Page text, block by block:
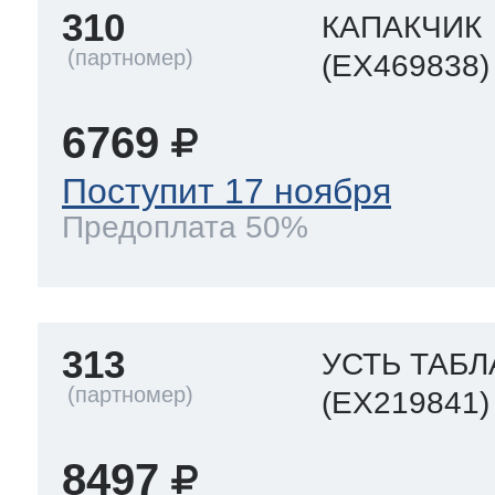
310
КАПАКЧИК
(EX469838)
6769
Поступит 17 ноября
Предоплата 50%
313
УСТЬ
(EX219841)
8497